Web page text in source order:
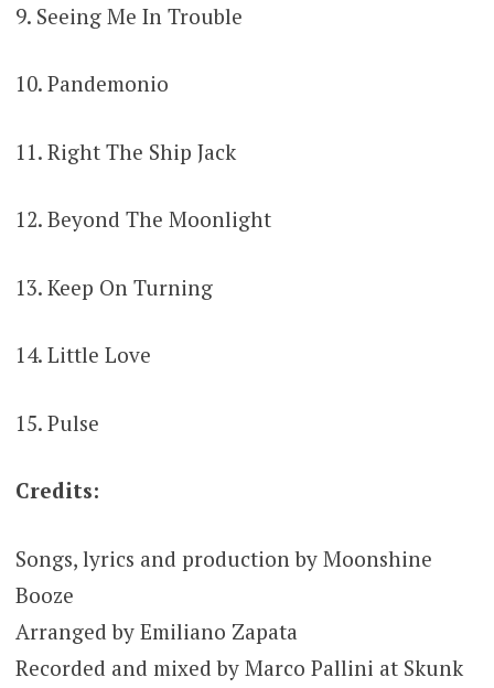
9. Seeing Me In Trouble
10. Pandemonio
11. Right The Ship Jack
12. Beyond The Moonlight
13. Keep On Turning
14. Little Love
15. Pulse
Credits:
Songs, lyrics and production by Moonshine
Booze
Arranged by Emiliano Zapata
Recorded and mixed by Marco Pallini at Skunk